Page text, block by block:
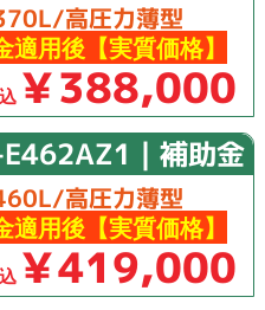
高圧力薄型
用後【実質価格】
￥388,000
｜補助金
高圧力薄型
用後【実質価格】
￥419,000